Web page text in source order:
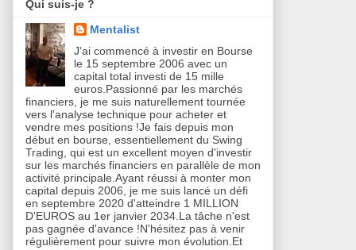
Qui suis-je ?
Mentalist
J'ai commencé à investir en Bourse
le 15 septembre 2006 avec un
capital total investi de 15 mille
euros.Passionné par les marchés
financiers, je me suis naturellement tournée
vers l'analyse technique pour acheter et
vendre mes positions !Je fais depuis mon
début en bourse, essentiellement du Swing
Trading, qui est un excellent moyen d'investir
sur les marchés financiers en parallèle de mon
activité principale.Ayant réussi à monter mon
capital depuis 2006, je me suis lancé un défi
en septembre 2020 d'atteindre 1 MILLION
D'EUROS au 1er janvier 2034.La tâche n'est
pas gagnée d'avance !N'hésitez pas à venir
régulièrement pour suivre mon évolution.Et